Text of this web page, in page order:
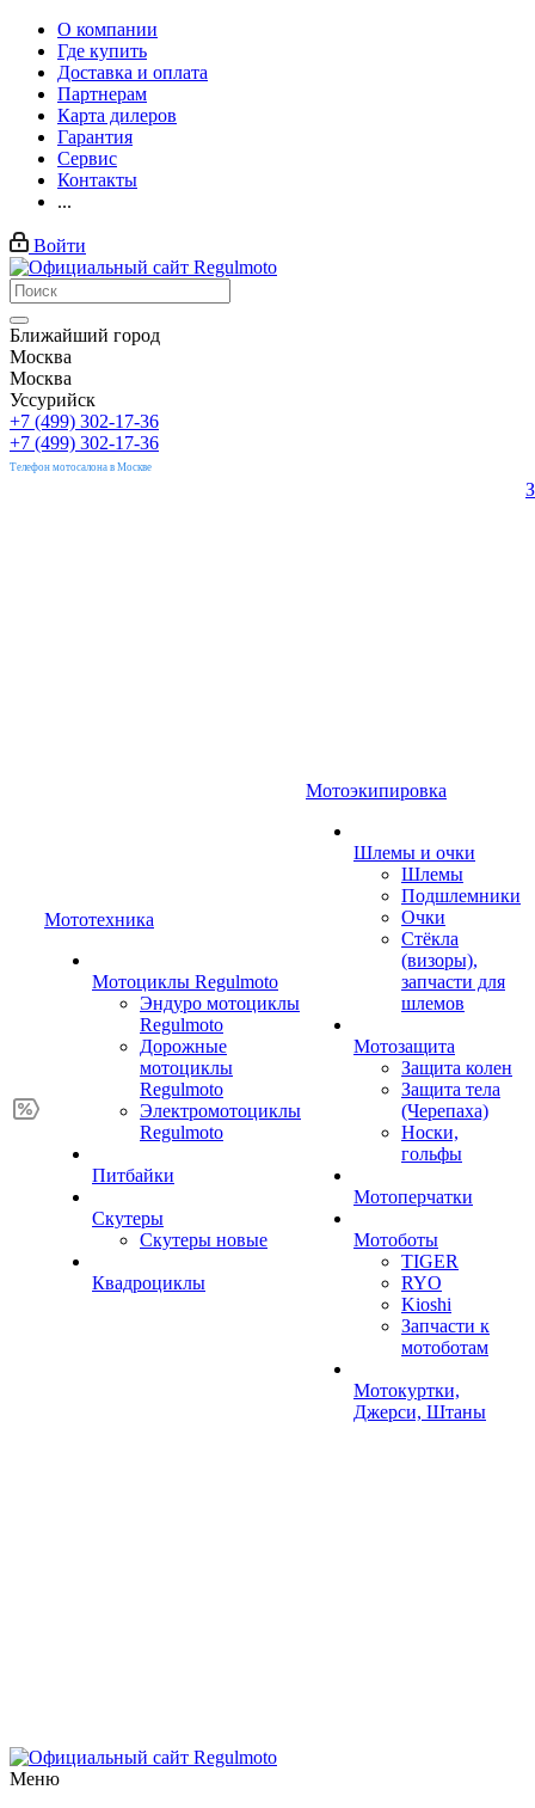
О компании
Где купить
Доставка и оплата
Партнерам
Карта дилеров
Гарантия
Сервис
Контакты
...
Войти
Ближайший город
Москва
Москва
Уссурийск
+7 (499) 302-17-36
+7 (499) 302-17-36
Телефон мотосалона в Москве
Мототехника
Мотоциклы Regulmoto
Эндуро мотоциклы
Regulmoto
Дорожные
мотоциклы
Regulmoto
Электромотоциклы
Regulmoto
Питбайки
Скутеры
Скутеры новые
Квадроциклы
Мотоэкипировка
Шлемы и очки
Шлемы
Подшлемники
Очки
Стёкла
(визоры),
запчасти для
шлемов
Мотозащита
Защита колен
Защита тела
(Черепаха)
Носки,
гольфы
Мотоперчатки
Мотоботы
TIGER
RYO
Kioshi
Запчасти к
мотоботам
Мотокуртки,
Джерси, Штаны
Меню